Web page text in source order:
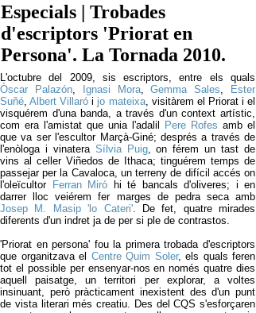
L'octubre del 2009, sis escriptors, entre els quals
Òscar Palazón, Ignasi Mora,Gemma Sales,
Ester
Suñé,Albert Villaró i jo mateixa, visitàrem el Priorat i el
visquérem d'una banda, a través d'un context artístic,
com era l'amistat que unia l'adalil
Pere Rofes amb el
que va ser l'escultor Marçà-Giné; després a través de
l'enòloga i vinatera Sílvia Puig, on férem un tast de
vins al celler Viñedos de Ithaca; tinguérem temps de
passejar per la Cavaloca, un terreny de difícil accés on
l'oleïcultor Ferran Miró hi té bancals d'oliveres; i en
darrer lloc veiérem fer marges de pedra seca amb
Josep M. Masip 'lo Cateri'. De fet, quatre mirades
diferents d'un indret ja de per si ple de contrastos.
'Priorat en persona' fou la primera trobada d'escriptors
que organitzava el Centre Quim Soler, els quals feren
tot el possible per ensenyar-nos en només quatre dies
aquell paisatge, un territori per explorar, a voltes
insinuant, però pràcticament inexistent des d'un punt
de vista literari més creatiu. Des del CQS s'esforçaren
Especials | Trobades
d'escriptors 'Priorat en
Persona'. La Tornada 2010.